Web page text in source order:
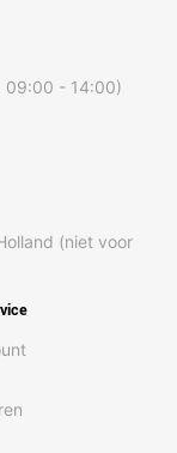
09:00 - 14:00)
(niet voor